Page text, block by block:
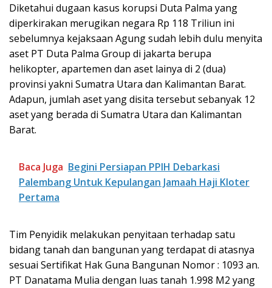
Diketahui dugaan kasus korupsi Duta Palma yang
diperkirakan merugikan negara Rp 118 Triliun ini
sebelumnya kejaksaan Agung sudah lebih dulu menyita
aset PT Duta Palma Group di jakarta berupa
helikopter, apartemen dan aset lainya di 2 (dua)
provinsi yakni Sumatra Utara dan Kalimantan Barat.
Adapun, jumlah aset yang disita tersebut sebanyak 12
aset yang berada di Sumatra Utara dan Kalimantan
Barat.
Baca Juga Begini Persiapan PPIH Debarkasi
Palembang Untuk Kepulangan Jamaah Haji Kloter
Pertama
Tim Penyidik melakukan penyitaan terhadap satu
bidang tanah dan bangunan yang terdapat di atasnya
sesuai Sertifikat Hak Guna Bangunan Nomor : 1093 an.
PT Danatama Mulia dengan luas tanah 1.998 M2 yang